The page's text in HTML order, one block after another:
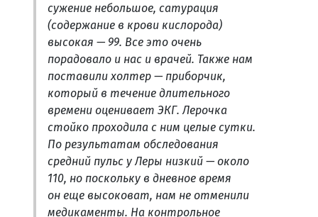
сужение небольшое, сатурация
(содержание в крови кислорода)
высокая — 99. Все это очень
порадовало и нас и врачей. Также нам
поставили холтер — приборчик,
который в течение длительного
времени оценивает ЭКГ. Лерочка
стойко проходила с ним целые сутки.
По результатам обследования
средний пульс у Леры низкий — около
110, но поскольку в дневное время
он еще высоковат, нам не отменили
медикаменты. На контрольное